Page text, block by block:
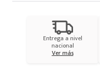
Entrega a nivel
nacional
Ver más